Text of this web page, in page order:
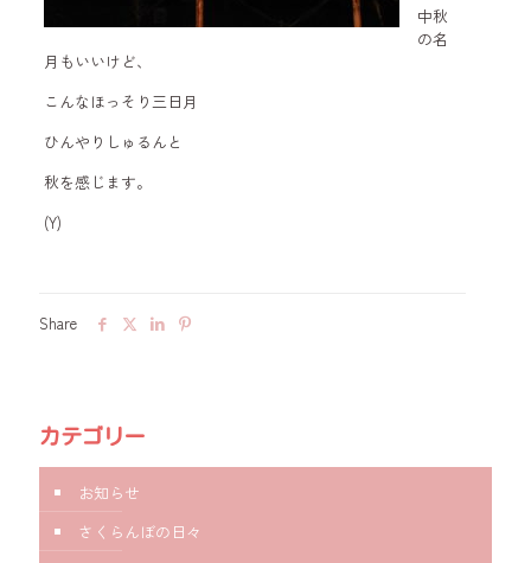
中秋
の名
月もいいけど、
こんなほっそり三日月
ひんやりしゅるんと
秋を感じます。
(Y)
Share
カテゴリー
お知らせ
さくらんぼの日々